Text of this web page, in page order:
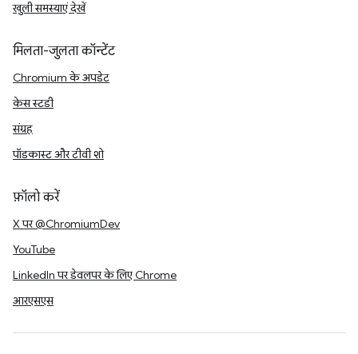
खुली समस्याएं देखें
मिलता-जुलता कॉन्टेंट
Chromium के अपडेट
केस स्टडी
संग्रह
पॉडकास्ट और टीवी शो
फ़ॉलो करें
X पर @ChromiumDev
YouTube
LinkedIn पर डेवलपर के लिए Chrome
आरएसएस